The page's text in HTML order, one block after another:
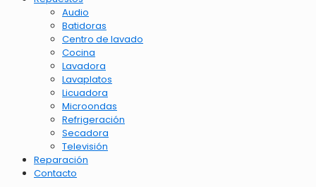
Audio
Batidoras
Centro de lavado
Cocina
Lavadora
Lavaplatos
Licuadora
Microondas
Refrigeración
Secadora
Televisión
Reparación
Contacto